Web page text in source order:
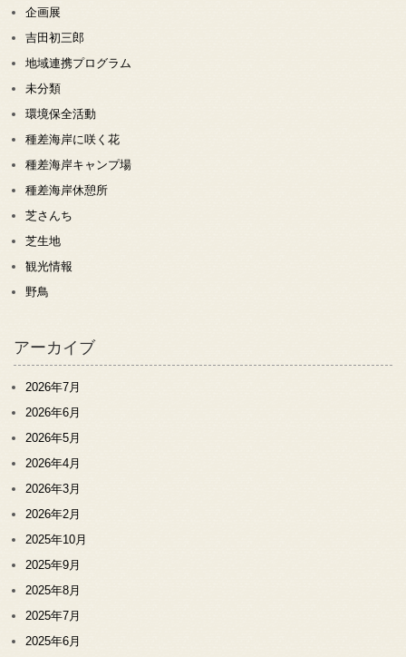
企画展
吉田初三郎
地域連携プログラム
未分類
環境保全活動
種差海岸に咲く花
種差海岸キャンプ場
種差海岸休憩所
芝さんち
芝生地
観光情報
野鳥
アーカイブ
2026年7月
2026年6月
2026年5月
2026年4月
2026年3月
2026年2月
2025年10月
2025年9月
2025年8月
2025年7月
2025年6月